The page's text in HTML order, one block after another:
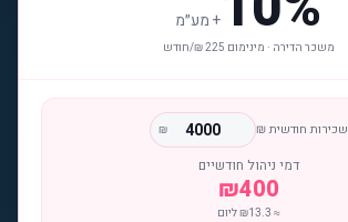
+מע״מ
משכר הדירה · מינימום 225 ₪/חודש
שכירות חודשית ₪ ₪
דמי ניהול חודשיים
₪400
≈ ₪
13.3 ליום